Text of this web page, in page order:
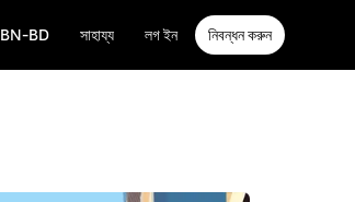
BN-BD সাহায্য লগ ইন নিবন্ধন করুন